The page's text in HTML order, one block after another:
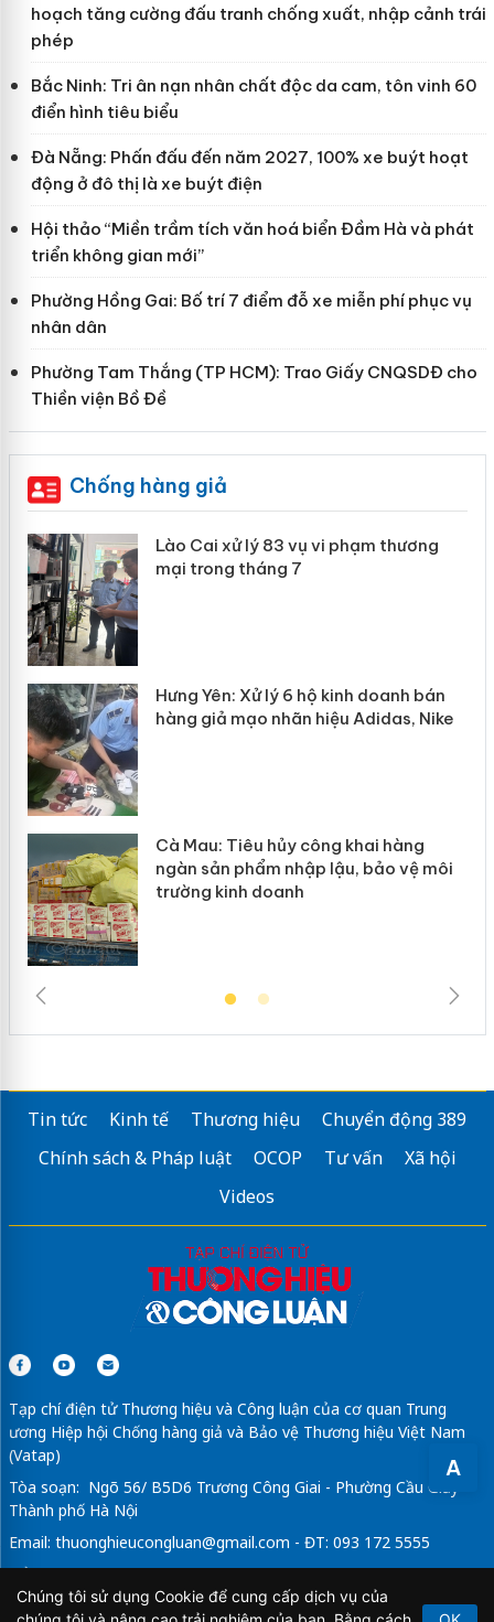
A
hoạch tăng cường đấu tranh chống xuất, nhập cảnh trái
phép
Bắc Ninh: Tri ân nạn nhân chất độc da cam, tôn vinh 60
điển hình tiêu biểu
Đà Nẵng: Phấn đấu đến năm 2027, 100% xe buýt hoạt
động ở đô thị là xe buýt điện
Hội thảo “Miền trầm tích văn hoá biển Đầm Hà và phát
triển không gian mới”
Phường Hồng Gai: Bố trí 7 điểm đỗ xe miễn phí phục vụ
nhân dân
Phường Tam Thắng (TP HCM): Trao Giấy CNQSDĐ cho
Thiền viện Bồ Đề
Chống hàng giả
Lào Cai xử lý 83 vụ vi phạm thương
mại trong tháng 7
Hưng Yên: Xử lý 6 hộ kinh doanh bán
hàng giả mạo nhãn hiệu Adidas, Nike
Cà Mau: Tiêu hủy công khai hàng
ngàn sản phẩm nhập lậu, bảo vệ môi
trường kinh doanh
Tin tức Kinh tế Thương hiệu
Chuyển động 389
Chính sách & Pháp luật
OCOP Tư vấn
Xã hội
Videos
Tạp chí điện tử Thương hiệu và Công luận của cơ quan Trung
ương Hiệp hội Chống hàng giả và Bảo vệ Thương hiệu Việt Nam
(Vatap)
Tòa soạn: Ngõ 56/ B5D6 Trương Công Giai - Phường Cầu Giấy -
Thành phố Hà Nội
Email: thuonghieucongluan@gmail.com - ĐT: 093 172 5555
Tổng Biên Tập: Vũ Đức Thuận
Giấy phép hoạt động báo chí điện tử số 64/GP-BTTTT do Bộ
Chúng tôi sử dụng Cookie để cung cấp dịch vụ của